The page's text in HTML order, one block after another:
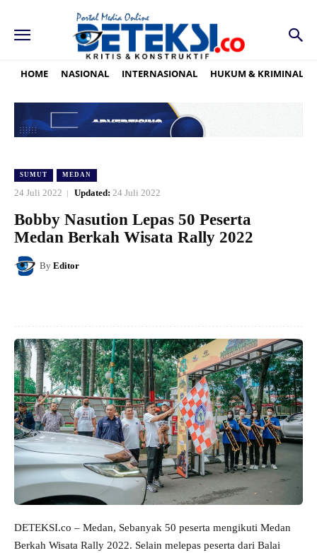
HOME NASIONAL INTERNASIONAL HUKUM & KRIMINAL
SUMUT MEDAN
24 Juli 2022 Updated: 24 Juli 2022
Bobby Nasution Lepas 50 Peserta
Medan Berkah Wisata Rally 2022
By Editor
DETEKSI.co – Medan, Sebanyak 50 peserta mengikuti Medan
Berkah Wisata Rally 2022. Selain melepas peserta dari Balai